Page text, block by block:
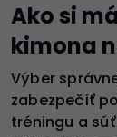
Ako si
kimona
Výber
zabezpečiť
tréningu a